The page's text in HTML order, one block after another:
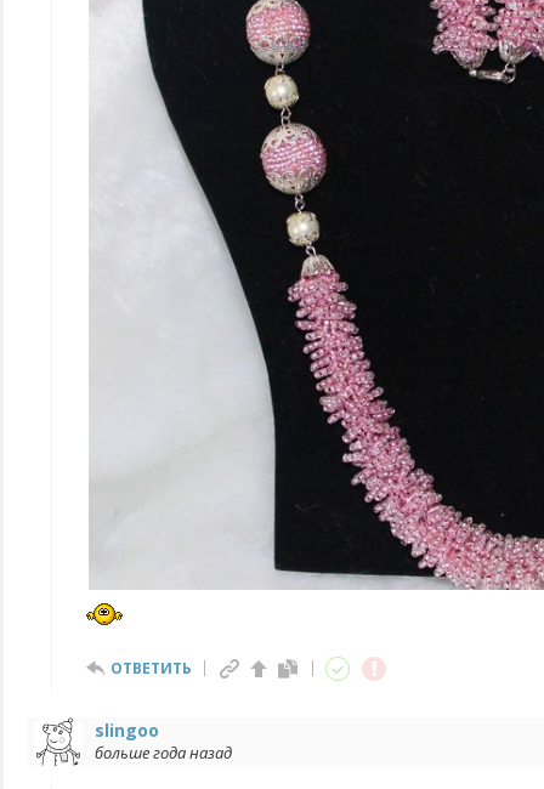
ОТВЕТИТЬ
slingoo
больше года назад